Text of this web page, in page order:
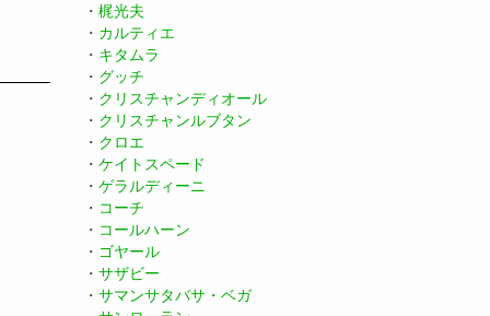
・ 梶光夫
・ カルティエ
・ キタムラ
・ グッチ
・ クリスチャンディオール
・ クリスチャンルブタン
・ クロエ
・ ケイトスペード
・ ゲラルディーニ
・ コーチ
・ コールハーン
・ ゴヤール
・ サザビー
・ サマンサタバサ・ベガ